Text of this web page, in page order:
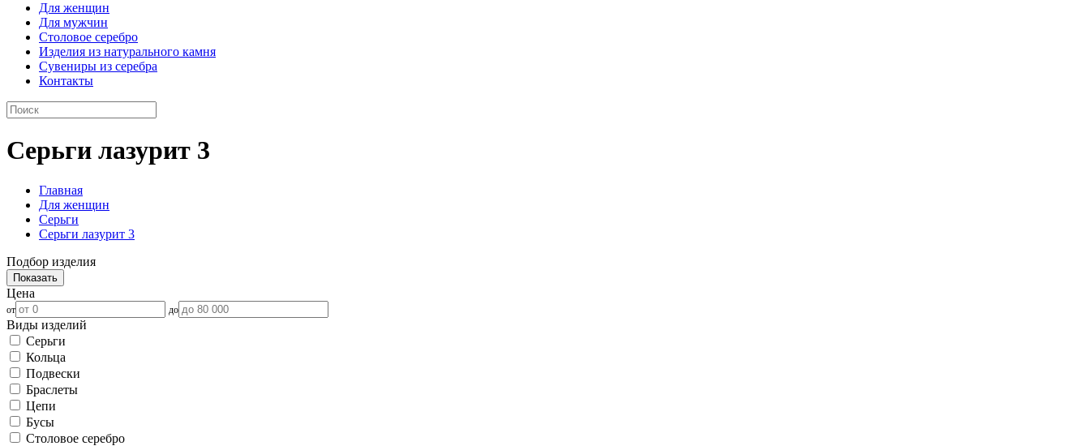
Для женщин
Для мужчин
Столовое серебро
Изделия из натурального камня
Сувениры из серебра
Контакты
Серьги лазурит 3
Главная
Для женщин
Серьги
Серьги лазурит 3
Подбор изделия
Показать
Цена
от до
Виды изделий
Серьги
Кольца
Подвески
Браслеты
Цепи
Бусы
Столовое серебро